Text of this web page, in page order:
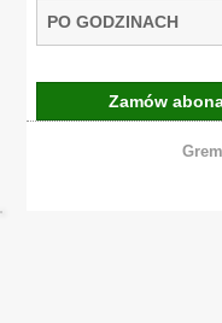
PO GODZINACH
Zamów